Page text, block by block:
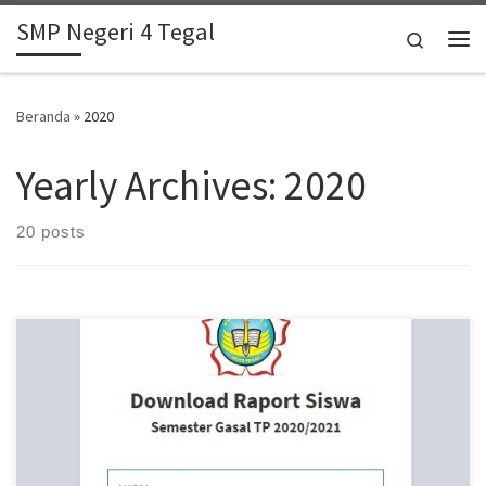
Skip to content
SMP Negeri 4 Tegal
Search
Beranda » 2020
Yearly Archives: 2020
20 posts
Sesuai dengan kalender pendidikan Tahun 2020/2021 maka